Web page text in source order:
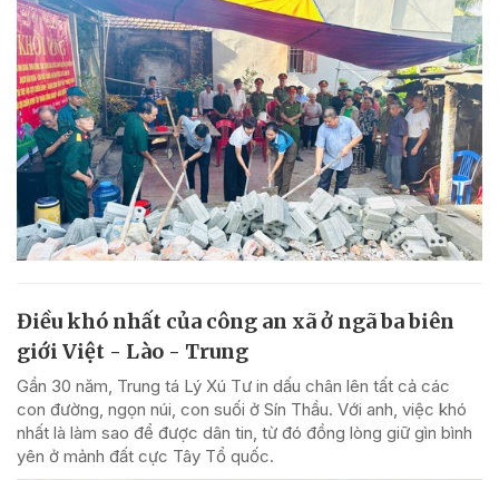
Điều khó nhất của công an xã ở ngã ba biên
giới Việt - Lào - Trung
Gần 30 năm, Trung tá Lý Xú Tư in dấu chân lên tất cả các
con đường, ngọn núi, con suối ở Sín Thầu. Với anh, việc khó
nhất là làm sao để được dân tin, từ đó đồng lòng giữ gìn bình
yên ở mảnh đất cực Tây Tổ quốc.